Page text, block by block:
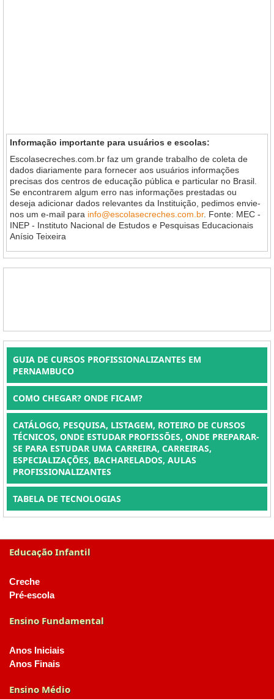
Informação importante para usuários e escolas:
Escolasecreches.com.br faz um grande trabalho de coleta de
dados diariamente para fornecer aos usuários informações
precisas dos centros de educação pública e particular no Brasil.
Se encontrarem algum erro nas informações prestadas ou
deseja adicionar dados relevantes da Instituição, pedimos envie-
nos um e-mail para info@escolasecreches.com.br. Fonte: MEC -
INEP - Instituto Nacional de Estudos e Pesquisas Educacionais
Anísio Teixeira
GUIA DE CURSOS PROFISSIONALIZANTES EM
PERNAMBUCO
COMO CHEGAR? ONDE FICAM?
CATÁLOGO, PESQUISA, LISTAGEM, ROTEIRO DE CURSOS
TÉCNICOS, ONDE ESTUDAR PROFISSÕES, ONDE PREPARAR-
SE PARA ESTUDAR UMA CARREIRA, CARREIRAS,
ESPECIALIZAÇÕES, BACHARELADOS, AULAS
PROFISSIONALIZANTES
TABELA DE TECNOLOGIAS
Educação Infantil
Creche
Pré-escola
Ensino Fundamental
Anos Iniciais
Anos Finais
Ensino Médio